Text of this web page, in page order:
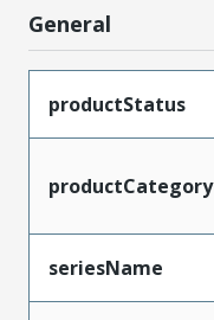
General
productStatus
productCategory
seriesName